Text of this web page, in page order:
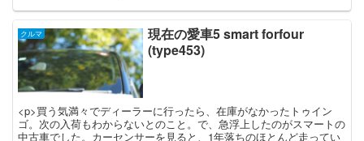
ザーも多いだろう軽自動車にもかかわらず、男臭さがプンプンと感じ
られるクルマとなっていた。6代目、7代目が丸を基調としたソフト
な印象のデザインだったことへの反動かとも思った。ちなみにアルト
発表の約1年前の2014年1月に大ヒットモデルハスラーが登場してい
るが、実は私的にはピクリともこなかったことを告白する。ハスラー
を見たときに思い出したのがダイハツネイキッドだったのだが、その
演出を含めた作り込みに比べ、ハスラーはなんともイーチャンに感じ
た。ホントに雰囲気だけのクルマに見えたのだ。ただしその考えは間
違っていたことが、2台目ハスラー登場後に判明したのだが、その話
はいずれまたしましょう。 そして2016年2月にイグニスが発表。同年
クルマ
現在の愛車5 smart forfour
(type453)
<p>買う気満々でディーラーに行ったら、在庫がなかったトゥイン
ゴ。次の入荷もわからないとのこと。で、急浮上したのがスマートの
中古車でした。カーセンサーを見ると、1年落ちのほとんど走ってい